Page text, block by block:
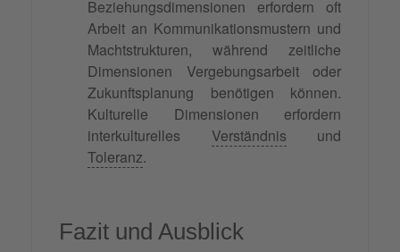
Beziehungsdimensionen erfordern oft
Arbeit an Kommunikationsmustern und
Machtstrukturen, während zeitliche
Dimensionen Vergebungsarbeit oder
Zukunftsplanung benötigen können.
Kulturelle Dimensionen erfordern
interkulturelles Verständnis und
Toleranz.
Fazit und Ausblick